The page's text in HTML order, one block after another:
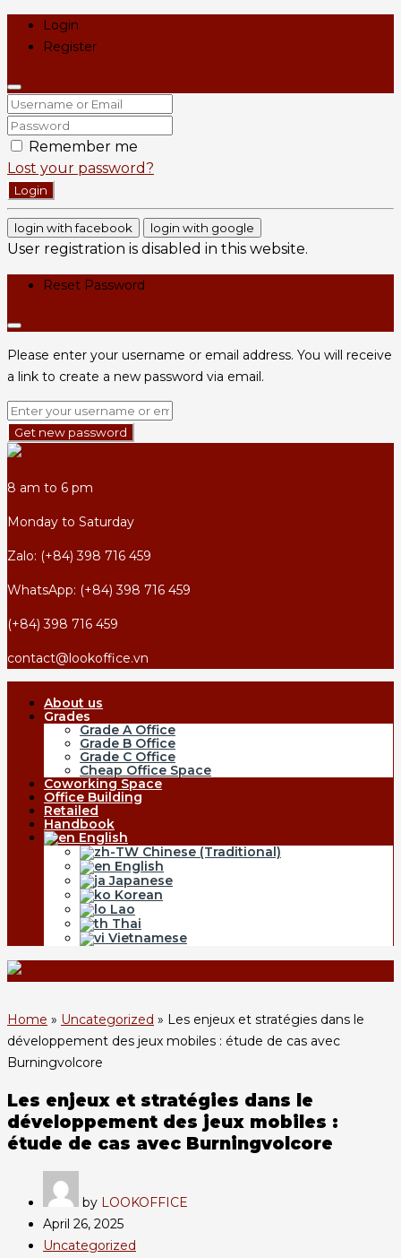
Login
Register
Remember me
Lost your password?
Login
login with facebook login with google
User registration is disabled in this website.
Reset Password
Please enter your username or email address. You will receive
a link to create a new password via email.
Get new password
8 am to 6 pm
Monday to Saturday
Zalo: (+84) 398 716 459
WhatsApp: (+84) 398 716 459
(+84) 398 716 459
contact@lookoffice.vn
About us
Grades
Grade A Office
Grade B Office
Grade C Office
Cheap Office Space
Coworking Space
Office Building
Retailed
Handbook
English
Chinese (Traditional)
English
Japanese
Korean
Lao
Thai
Vietnamese
Home » Uncategorized » Les enjeux et stratégies dans le
développement des jeux mobiles : étude de cas avec
Burningvolcore
Les enjeux et stratégies dans le
développement des jeux mobiles :
étude de cas avec Burningvolcore
by LOOKOFFICE
April 26, 2025
Uncategorized